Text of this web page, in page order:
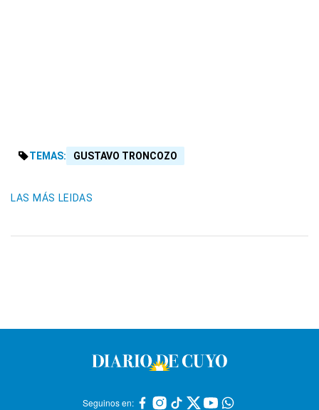
TEMAS: GUSTAVO TRONCOZO
LAS MÁS LEIDAS
Seguinos en: